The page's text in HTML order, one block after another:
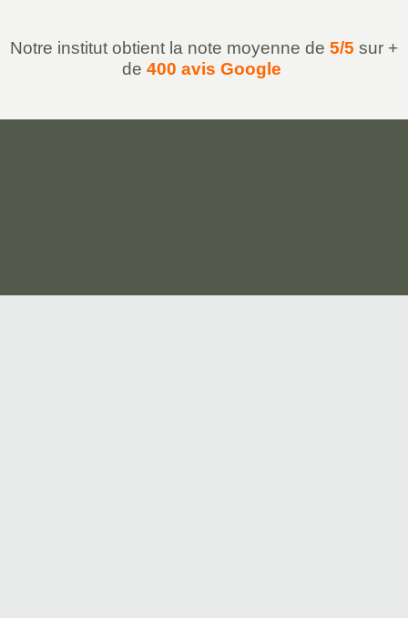
Notre institut obtient la note moyenne de 5/5 sur +
de 400 avis Google